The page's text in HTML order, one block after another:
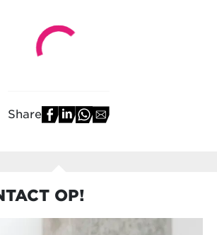
Share
OP!